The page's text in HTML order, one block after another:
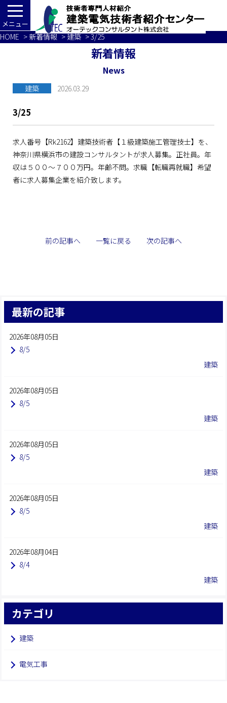
メニュー
HOME > 新着情報 >建築 > 3/25
新着情報
News
建築 2026.03.29
3/25
求人番号【Rk2162】建築技術者【１級建築施工管理技士】を、
神奈川県横浜市の建設コンサルタントが求人募集。正社員。年
収は５００～７００万円。年齢不問。求職【転職再就職】希望
者に求人募集企業を紹介致します。
前の記事へ 一覧に戻る 次の記事へ
最新の記事
2026年08月05日
8/5
建築
2026年08月05日
8/5
建築
2026年08月05日
8/5
建築
2026年08月05日
8/5
建築
2026年08月04日
8/4
建築
カテゴリ
建築
電気工事